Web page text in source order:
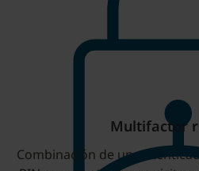
Multifactor
Combinación de un